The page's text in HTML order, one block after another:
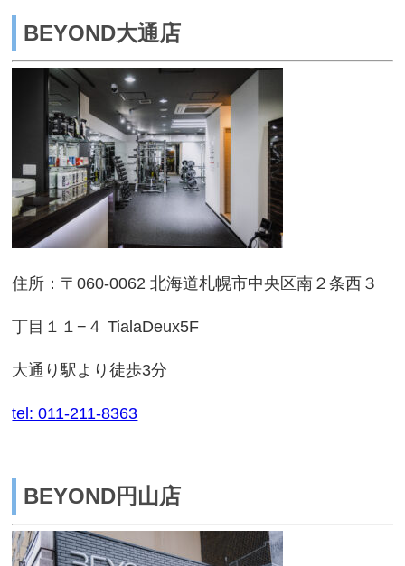
BEYOND大通店
住所：〒060-0062 北海道札幌市中央区南２条西３
丁目１１−４ TialaDeux5F
大通り駅より徒歩3分
tel: 011-211-8363
BEYOND円山店